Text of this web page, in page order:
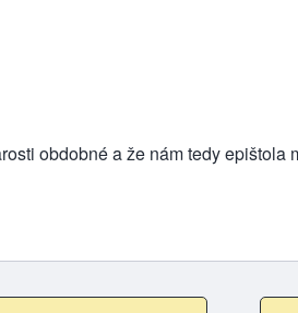
obdobné a že nám tedy epištola